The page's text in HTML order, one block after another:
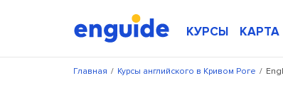
КУРСЫ КАРТА
/
Главная /
Курсы английского в Кривом Роге